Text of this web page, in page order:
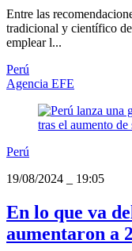
Entre las
tradicional y científico
emplear l...
Perú
Agencia EFE
Perú
19/08/2024
19:05
​En lo que va
aumentaron a